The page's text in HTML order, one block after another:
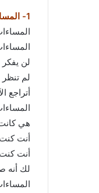
1- المساءات المغتمة
لن
لم تنظر
أتراجع
هي
أنت
أنت
لك أنه